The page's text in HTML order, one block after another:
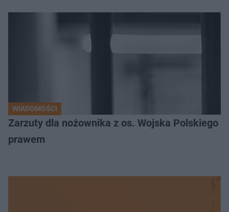
WIADOMOŚCI
Zarzuty dla nożownika z os. Wojska Polskiego
prawem